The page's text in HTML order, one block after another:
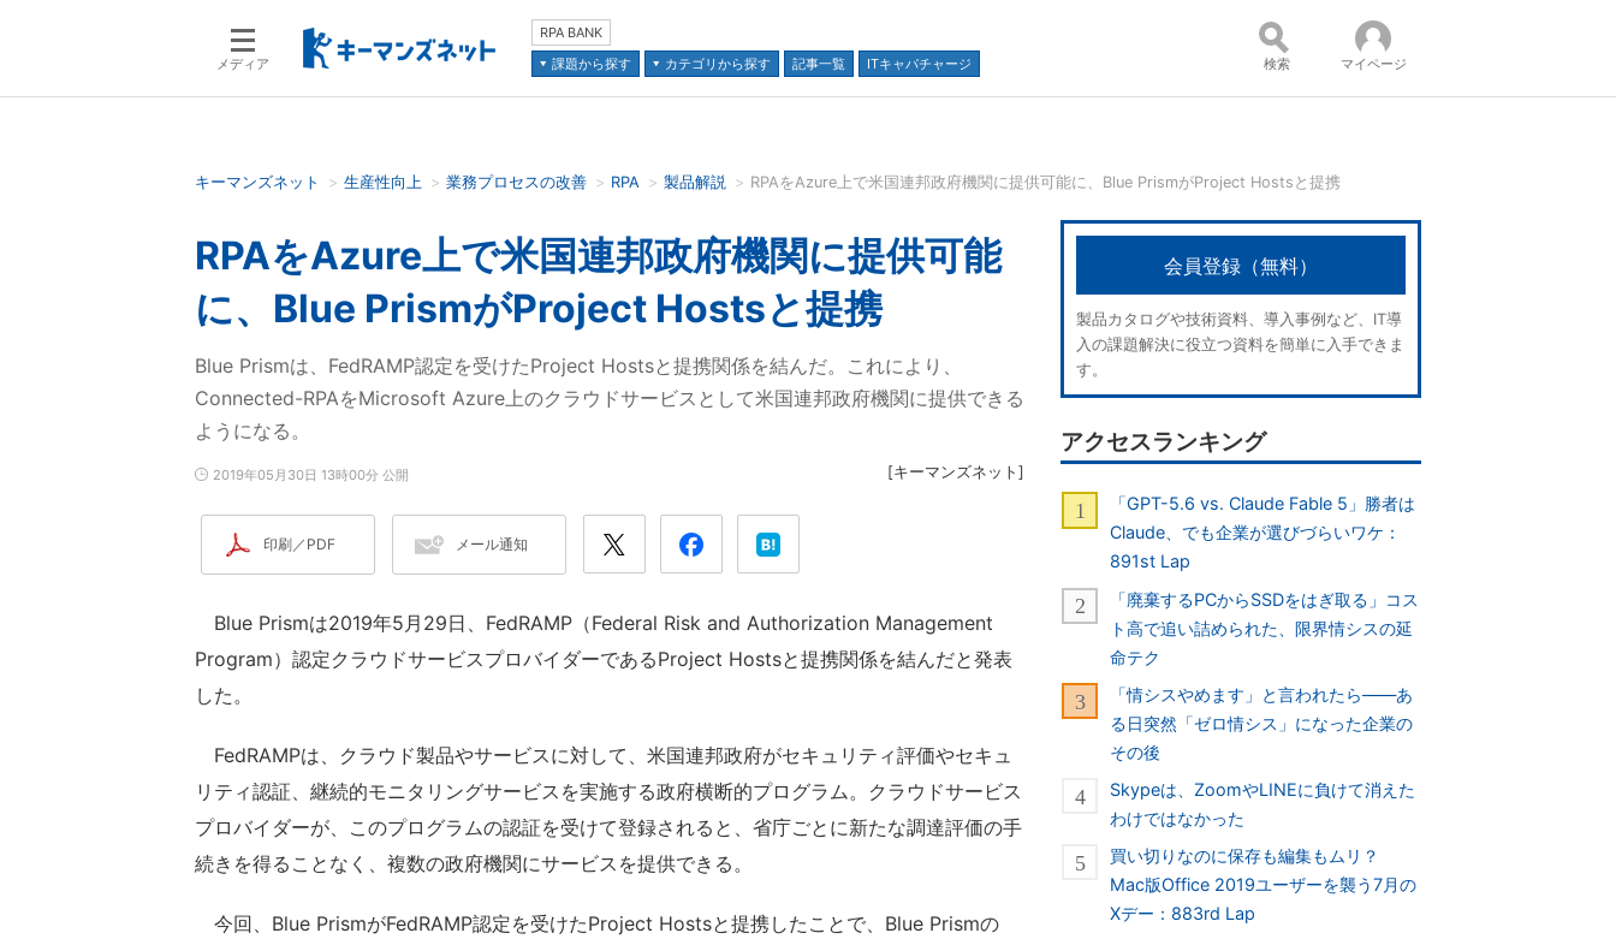
メディア
RPA BANK
課題から探す
カテゴリから探す 記事一覧 ITキャパチャージ
検索語を入力してください コンテンツ：
並び順：
検索 マイページ
キーマンズネット 生産性向上 業務プロセスの改善 RPA 製品解説 RPAをAzure上で米国連邦政府機関に提供可能に、Blue PrismがProject Hostsと提携
RPAをAzure上で米国連邦政府機関に提供可能
に、Blue PrismがProject Hostsと提携
Blue Prismは、FedRAMP認定を受けたProject Hostsと提携関係を結んだ。これにより、
Connected-RPAをMicrosoft Azure上のクラウドサービスとして米国連邦政府機関に提供できる
ようになる。
2019年05月30日 13時00分 公開 [キーマンズネット ]
印刷／PDF メール通知
Blue Prismは2019年5月29日、FedRAMP（Federal Risk and Authorization Management
Program）認定クラウドサービスプロバイダーであるProject Hostsと提携関係を結んだと発表
した。
FedRAMPは、クラウド製品やサービスに対して、米国連邦政府がセキュリティ評価やセキュ
リティ認証、継続的モニタリングサービスを実施する政府横断的プログラム。クラウドサービス
プロバイダーが、このプログラムの認証を受けて登録されると、省庁ごとに新たな調達評価の手
続きを得ることなく、複数の政府機関にサービスを提供できる。
今回、Blue PrismがFedRAMP認定を受けたProject Hostsと提携したことで、Blue Prismの
会員登録（無料）
製品カタログや技術資料、導入事例など、IT導
入の課題解決に役立つ資料を簡単に入手できま
す。
アクセスランキング
「GPT-5.6 vs. Claude Fable 5」勝者は
Claude、でも企業が選びづらいワケ：
891st Lap
「廃棄するPCからSSDをはぎ取る」コス
ト高で追い詰められた、限界情シスの延
命テク
「情シスやめます」と言われたら――あ
る日突然「ゼロ情シス」になった企業の
その後
Skypeは、ZoomやLINEに負けて消えた
わけではなかった
買い切りなのに保存も編集もムリ？
Mac版Office 2019ユーザーを襲う7月の
Xデー：883rd Lap